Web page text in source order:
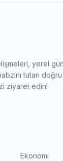
yerel
tutan
ziyaret edin!
Ekonomi